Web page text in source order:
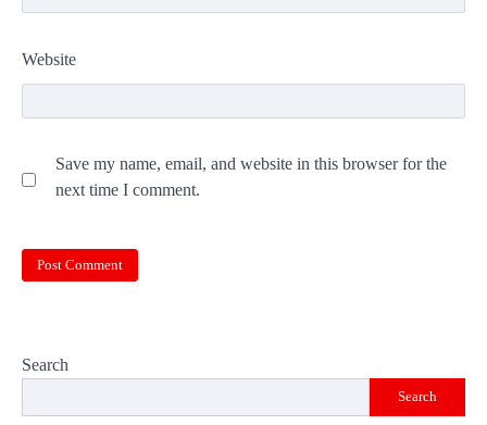
Website
Save my name, email, and website in this browser for the
next time I comment.
Search
Search